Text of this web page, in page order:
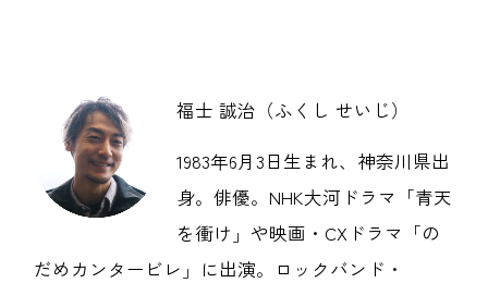
福士 誠治（ふくし せいじ）
1983年6月3日生まれ、神奈川県出
身。俳優。NHK大河ドラマ「青天
を衝け」や映画・CXドラマ「の
だめカンタービレ」に出演。ロックバンド・